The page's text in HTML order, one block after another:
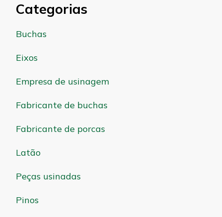
Categorias
Buchas
Eixos
Empresa de usinagem
Fabricante de buchas
Fabricante de porcas
Latão
Peças usinadas
Pinos